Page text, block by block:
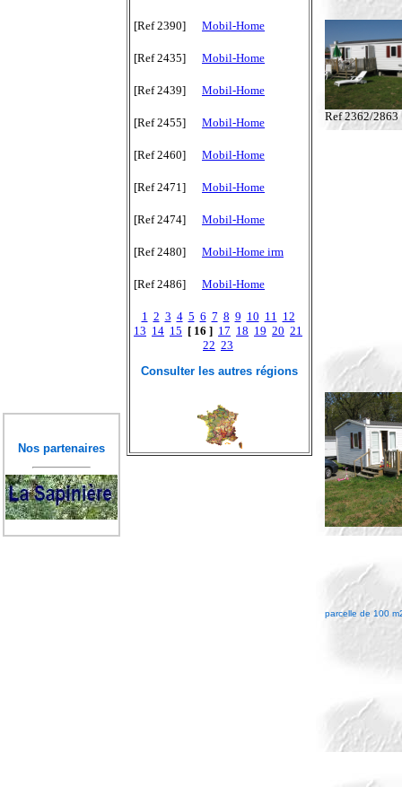
Nos partenaires
[Ref 2390] Mobil-Home
[Ref 2435] Mobil-Home
[Ref 2439] Mobil-Home
[Ref 2455] Mobil-Home
[Ref 2460] Mobil-Home
[Ref 2471] Mobil-Home
[Ref 2474] Mobil-Home
[Ref 2480] Mobil-Home irm
[Ref 2486] Mobil-Home
1 2 3 4 5 6 7 8 9 10 11 12
13 14 15 [ 16 ] 17 18 19 20 21
22 23
Consulter les autres régions
Ref 2362/2863
parcelle de 100